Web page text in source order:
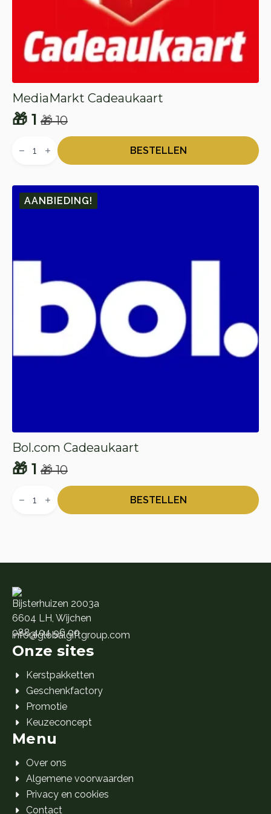
MediaMarkt Cadeaukaart
🎁10
Oorspronkelijke
prijs
🎁 10.
🎁 1
Huidige
prijs
🎁 1.
MediaMarkt
Cadeaukaart
BESTELLEN
AANBIEDING!
Bol.com Cadeaukaart
🎁10
Oorspronkelijke
prijs
🎁 1
Huidige
prijs
Cadeaukaart
BESTELLEN
Bijsterhuizen 2003a
6604 LH, Wijchen
088 404 96 00
info@globalgiftgroup.com
Onze sites
Kerstpakketten
Geschenkfactory
Promotie
Keuzeconcept
Menu
Over ons
Algemene voorwaarden
Privacy en cookies
Contact